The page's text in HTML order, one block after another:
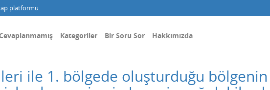
platformu
Cevaplanmamış Kategoriler Bir Soru Sor Hakkımızda
ile 1. bölgede oluşturduğu bölgenin